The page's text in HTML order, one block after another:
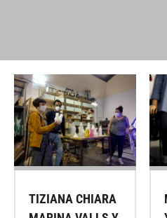
TIZIANA CHIARA